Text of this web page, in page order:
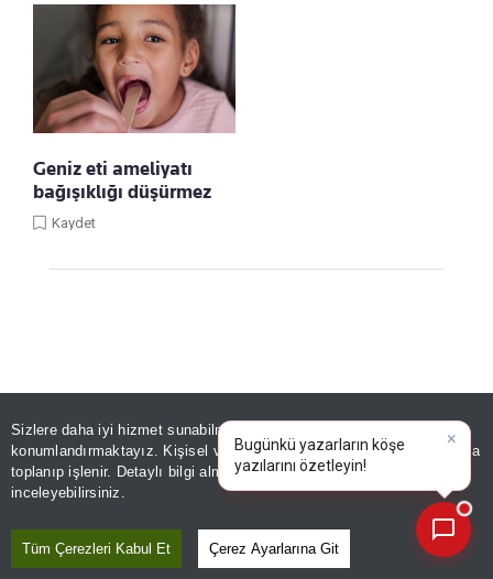
Sizlere daha iyi hizmet sunabilmek adına sitemizde
konumlandırmaktayız. Kişisel verileriniz, KVKK ve GDPR kapsamında
toplanıp işlenir. Detaylı bilgi almak içinAydınlatma Metnimizi
inceleyebilirsiniz.
Tüm Çerezleri Kabul Et Çerez Ayarlarına Git
Geniz eti ameliyatı
bağışıklığı düşürmez
Kaydet
Linke Tıkla, Türkiye Gazetesi'ni Google
Favorilerine Ekle!
Üç ülke farklı güçlerini tek çatı
Bugünkü yazar